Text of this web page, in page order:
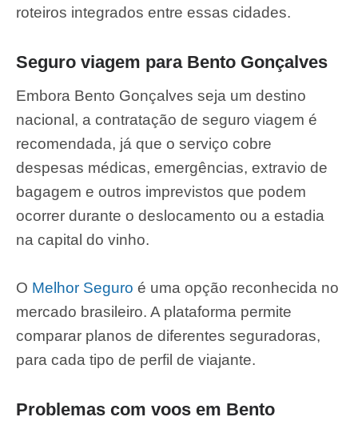
roteiros integrados entre essas cidades.
Seguro viagem para Bento Gonçalves
Embora Bento Gonçalves seja um destino
nacional, a contratação de seguro viagem é
recomendada, já que o serviço cobre
despesas médicas, emergências, extravio de
bagagem e outros imprevistos que podem
ocorrer durante o deslocamento ou a estadia
na capital do vinho.
O Melhor Seguro é uma opção reconhecida no
mercado brasileiro. A plataforma permite
comparar planos de diferentes seguradoras,
para cada tipo de perfil de viajante.
Problemas com voos em Bento